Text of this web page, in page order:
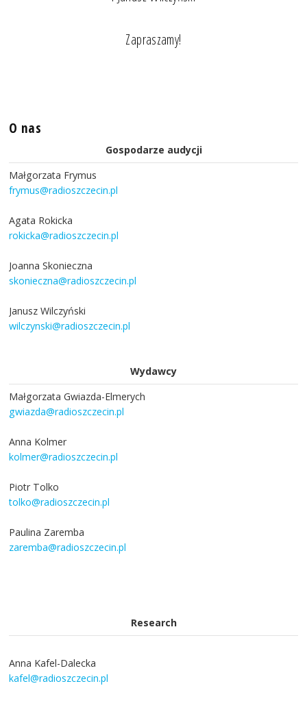
Zapraszamy!
O nas
Gospodarze audycji
Małgorzata Frymus
frymus@radioszczecin.pl
Agata Rokicka
rokicka@radioszczecin.pl
Joanna Skonieczna
skonieczna@radioszczecin.pl
Janusz Wilczyński
wilczynski@radioszczecin.pl
Wydawcy
Małgorzata Gwiazda-Elmerych
gwiazda@radioszczecin.pl
Anna Kolmer
kolmer@radioszczecin.pl
Piotr Tolko
tolko@radioszczecin.pl
Paulina Zaremba
zaremba@radioszczecin.pl
Research
Anna Kafel-Dalecka
kafel@radioszczecin.pl